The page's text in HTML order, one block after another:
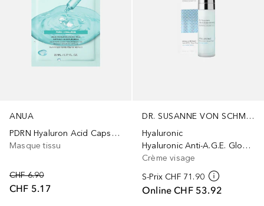
ANUA
PDRN Hyaluron Acid Capsule 100 Serum
Masque tissu
CHF 6.90
CHF 5.17
DR. SUSANNE VON SCHMIEDEBERG
Hyaluronic
Hyaluronic Anti-A.G.E. Glow Fluid
Crème visage
S-Prix CHF 71.90
Online CHF 53.92